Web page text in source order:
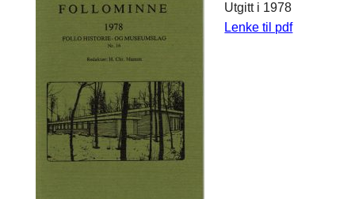
Utgitt i 1978
Lenke til pdf